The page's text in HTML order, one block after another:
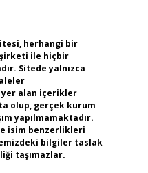
herhangi bir
şirketi ile hiçbir
Sitede yalnızca
yer alan içerikler
olup, gerçek kurum
yapılmamaktadır.
isim benzerlikleri
bilgiler taslak
taşımazlar.